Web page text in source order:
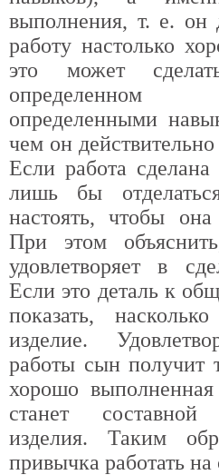
выполнения, т. е. он
работу настолько
это может
определенными
чем он
Если работа
лишь бы
настоять, чтобы
При этом
удовлетворяет в
Если это деталь к
показать,
изделие.
работы сын получит
хорошо
станет
изделия. Таким
привычка работать на